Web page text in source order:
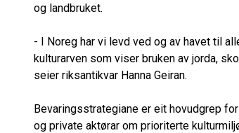
og landbruket.
- I Noreg har vi levd ved og av havet til
kulturarven som viser bruken av jorda,
seier riksantikvar Hanna Geiran.
Bevaringsstrategiane er eit hovudgrep
og private aktørar om prioriterte